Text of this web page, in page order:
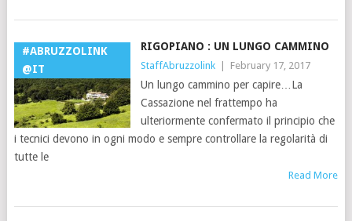
#ABRUZZOLINK
@IT
RIGOPIANO : UN LUNGO CAMMINO
StaffAbruzzolink February 17, 2017
Un lungo cammino per capire…La
Cassazione nel frattempo ha
ulteriormente confermato il principio che
i tecnici devono in ogni modo e sempre controllare la regolarità di
tutte le
Read More